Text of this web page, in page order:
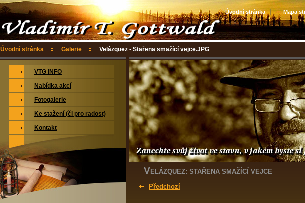
Úvodní stránka Mapa
Úvodní stránka Galerie Velázquez - Stařena smažící vejce.JPG
VELÁZQUEZ: STAŘENA SMAŽÍCÍ VEJCE
Předchozí
VTG INFO
Nabídka akcí
Fotogalerie
Ke stažení (či pro radost)
Kontakt